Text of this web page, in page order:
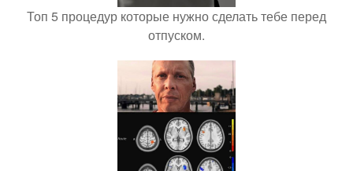
Топ 5 процедур которые нужно сделать тебе перед
отпуском.